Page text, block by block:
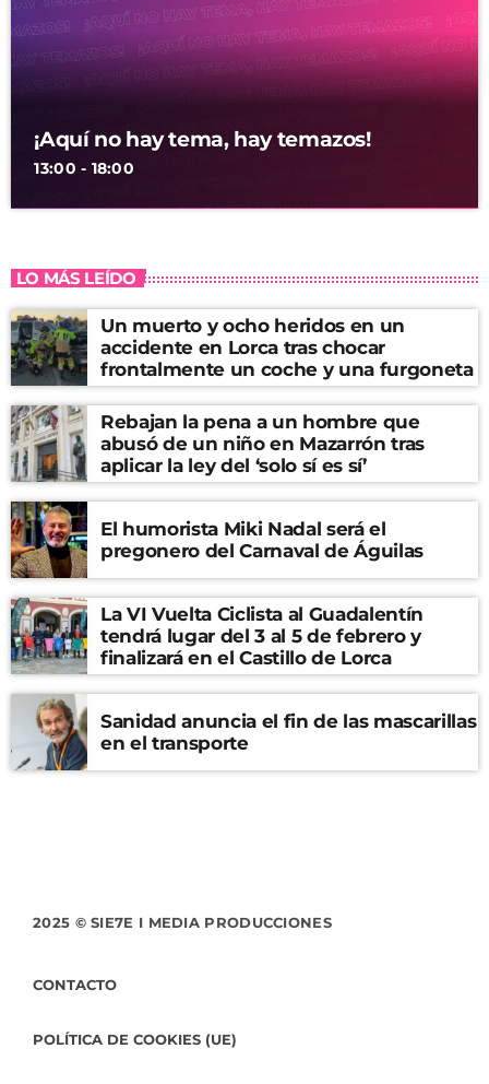
¡Aquí no hay tema, hay temazos!
13:00 - 18:00
LO MÁS LEÍDO
Un muerto y ocho heridos en un
accidente en Lorca tras chocar
frontalmente un coche y una furgoneta
Rebajan la pena a un hombre que
abusó de un niño en Mazarrón tras
aplicar la ley del ‘solo sí es sí’
El humorista Miki Nadal será el
pregonero del Carnaval de Águilas
La VI Vuelta Ciclista al Guadalentín
tendrá lugar del 3 al 5 de febrero y
finalizará en el Castillo de Lorca
Sanidad anuncia el fin de las mascarillas
en el transporte
2025 © SIE7E I MEDIA PRODUCCIONES
CONTACTO
POLÍTICA DE COOKIES (UE)